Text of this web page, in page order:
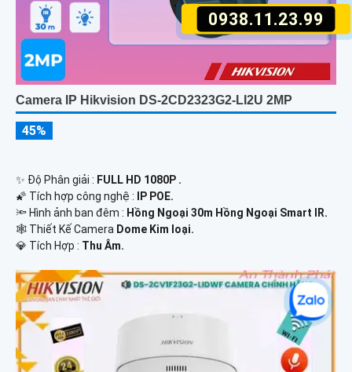
0938.11.23.99
Camera IP Hikvision DS-2CD2323G2-LI2U 2MP
45%
✨ Độ Phân giải : FULL HD 1080P .
🌠 Tích hợp công nghệ :
IP POE.
🔦 Hình ảnh ban đêm : Hồng Ngoại 30m Hồng Ngoại Smart IR.
🕸️ Thiết Kế Camera Dome Kim loại.
️💎 Tích Hợp : Thu Âm.